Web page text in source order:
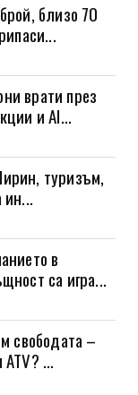
близо 70
врати през
и AI...
туризъм,
ин...
в
са игра...
свободата –
...